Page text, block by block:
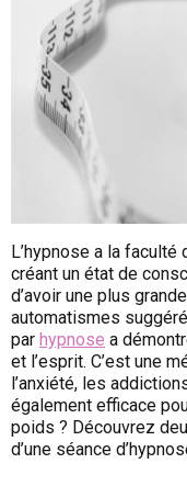
L’hypnose a la faculté
créant un état de
d’avoir une plus
automatismes
par hypnose a
et l’esprit. C’est une
l’anxiété, les
également efficace
poids ? Découvrez
d’une séance